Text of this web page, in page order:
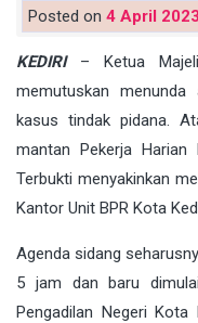
Posted on 4 April 2023
KEDIRI– Ketua
memutuskan menunda
kasus tindak pidana.
mantan Pekerja
Terbukti menyakinkan
Kantor Unit BPR Kota
Agenda sidang
5 jam dan baru
Pengadilan Negeri